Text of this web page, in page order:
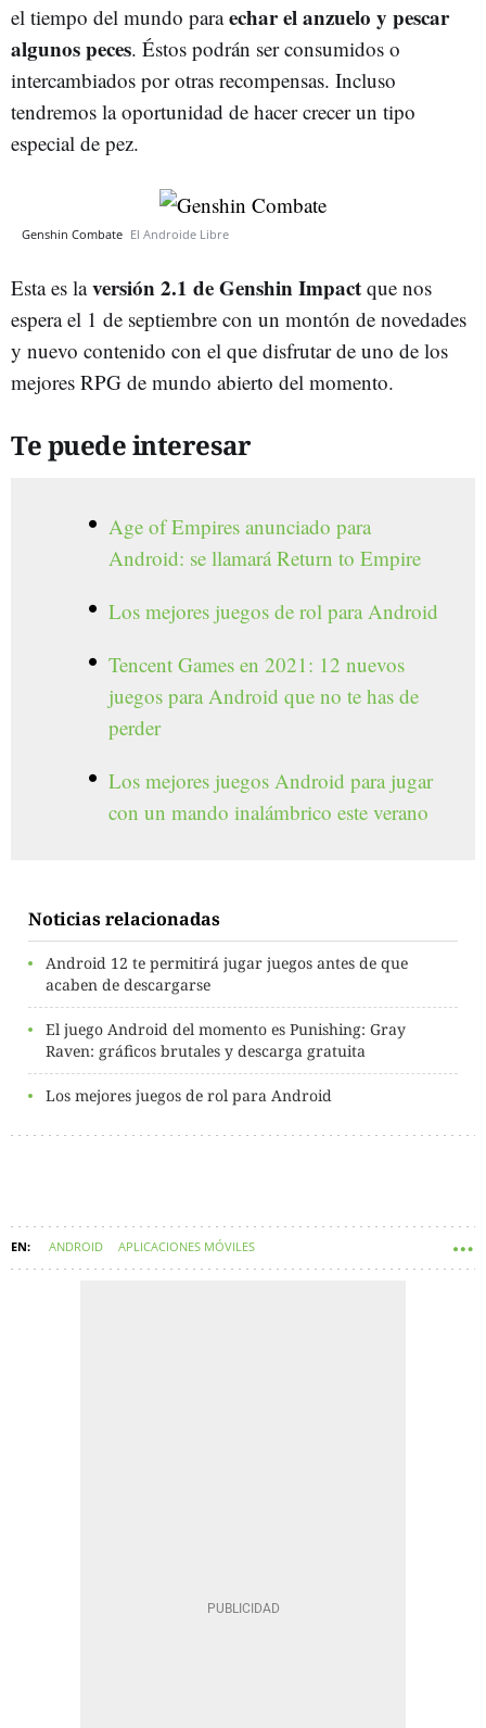
el tiempo del mundo paraechar el anzuelo y pescar
algunos peces. Éstos podrán ser consumidos o
intercambiados por otras recompensas. Incluso
tendremos la oportunidad de hacer crecer un tipo
especial de pez.
Genshin Combate El Androide Libre
Esta es laversión 2.1 de Genshin Impact que nos
espera el 1 de septiembre con un montón de novedades
y nuevo contenido con el que disfrutar de uno de los
mejores RPG de mundo abierto del momento.
Te puede interesar
Age of Empires anunciado para
Android: se llamará Return to Empire
Los mejores juegos de rol para Android
Tencent Games en 2021: 12 nuevos
juegos para Android que no te has de
perder
Los mejores juegos Android para jugar
con un mando inalámbrico este verano
Noticias relacionadas
Android 12 te permitirá jugar juegos antes de que
acaben de descargarse
El juego Android del momento es Punishing: Gray
Raven: gráficos brutales y descarga gratuita
Los mejores juegos de rol para Android
ANDROID APLICACIONES MÓVILES